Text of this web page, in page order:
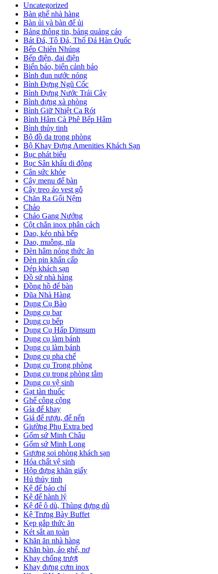
Uncategorized
Bàn ghế nhà hàng
Bàn ủi và bàn để ủi
Bảng thông tin, bảng quảng cáo
Bát Đá, Tô Đá, Thố Đá Hàn Quốc
Bếp Chiên Nhúng
Bếp điện, đai điện
Biển báo, biển cảnh báo
Bình đun nước nóng
Bình Đựng Ngũ Cốc
Bình Đựng Nước Trái Cây
Bình đựng xà phòng
Bình Giữ Nhiệt Ca Rót
Bình Hâm Cà Phê Bếp Hâm
Bình thủy tinh
Bộ đồ da trong phòng
Bộ Khay Đựng Amenities Khách Sạn
Bục phát biểu
Bục Sân khấu di động
Cân sức khỏe
Cây menu để bàn
Cây treo áo vest gỗ
Chăn Ra Gối Nệm
Chảo
Chảo Gang Nướng
Cột chắn inox phân cách
Dao, kéo nhà bếp
Dao, muỗng, nĩa
Đèn hâm nóng thức ăn
Đèn pin khẩn cấp
Dép khách sạn
Đồ sứ nhà hàng
Đồng hồ để bàn
Đũa Nhà Hàng
Dụng Cụ Bào
Dụng cụ bar
Dụng cụ bếp
Dụng Cụ Hấp Dimsum
Dụng cụ làm bánh
Dụng cụ làm bánh
Dụng cụ pha chế
Dụng cụ Trong phòng
Dụng cụ trong phòng tắm
Dụng cụ vệ sinh
Gạt tàn thuốc
Ghế công cộng
Gía để khay
Giá để rượu, để nến
Giường Phụ Extra bed
Gốm sứ Minh Châu
Gốm sứ Minh Long
Gương soi phòng khách sạn
Hóa chất vệ sinh
Hộp đựng khăn giấy
Hủ thủy tinh
Kệ để báo chí
Kệ để hành lý
Kệ để ô dù, Thùng đựng dù
Kệ Trưng Bày Buffet
Kẹp gắp thức ăn
Két sắt an toàn
Khăn ăn nhà hàng
Khăn bàn, áo ghế, nơ
Khay chống trượt
Khay đựng cơm inox